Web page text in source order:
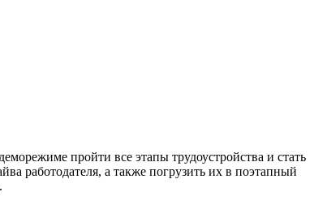
пройти все этапы трудоустройства и стать
работодателя, а также погрузить их в поэтапный